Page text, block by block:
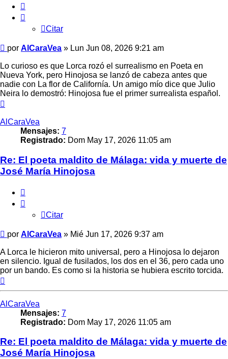
Citar
Mensaje
por AlCaraVea » Lun Jun 08, 2026 9:21 am
Lo curioso es que Lorca rozó el surrealismo en Poeta en
Nueva York, pero Hinojosa se lanzó de cabeza antes que
nadie con La flor de Californía. Un amigo mío dice que Julio
Neira lo demostró: Hinojosa fue el primer surrealista español.
AlCaraVea
Mensajes: 7
Registrado: Dom May 17, 2026 11:05 am
Re: El poeta maldito de Málaga: vida y muerte de
José María Hinojosa
Citar
Mensaje
por AlCaraVea » Mié Jun 17, 2026 9:37 am
A Lorca le hicieron mito universal, pero a Hinojosa lo dejaron
en silencio. Igual de fusilados, los dos en el 36, pero cada uno
por un bando. Es como si la historia se hubiera escrito torcida.
AlCaraVea
Mensajes: 7
Registrado: Dom May 17, 2026 11:05 am
Re: El poeta maldito de Málaga: vida y muerte de
José María Hinojosa